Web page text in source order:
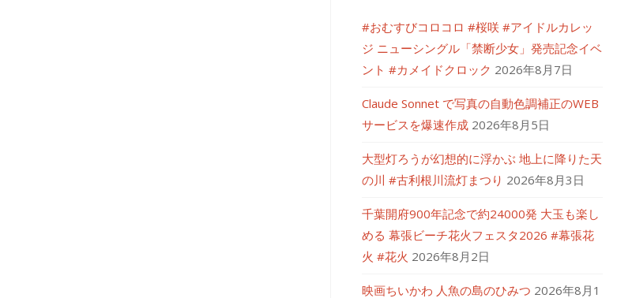
#おむすびコロコロ #桜咲 #アイドルカレッ
ジ ニューシングル「禁断少女」発売記念イベ
ント #カメイドクロック 2026年8月7日
Claude Sonnet で写真の自動色調補正のWEB
サービスを爆速作成 2026年8月5日
大型灯ろうが幻想的に浮かぶ 地上に降りた天
の川 #古利根川流灯まつり 2026年8月3日
千葉開府900年記念で約24000発 大玉も楽し
める 幕張ビーチ花火フェスタ2026 #幕張花
火 #花火 2026年8月2日
映画ちいかわ 人魚の島のひみつ 2026年8月1